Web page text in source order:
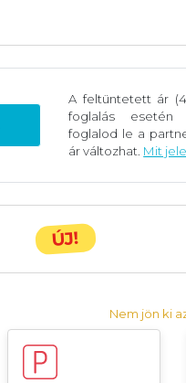
A feltüntetett ár
foglalás esetén
foglalod le a
ár változhat. Mit
ÚJ!
Nem jön ki